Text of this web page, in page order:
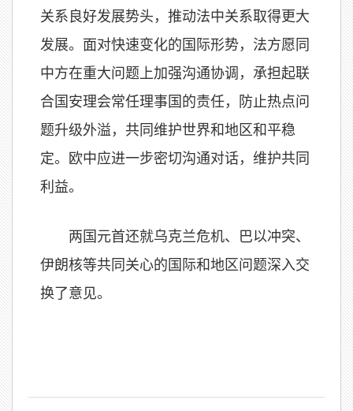
关系良好发展势头，推动法中关系取得更大
发展。面对快速变化的国际形势，法方愿同
中方在重大问题上加强沟通协调，承担起联
合国安理会常任理事国的责任，防止热点问
题升级外溢，共同维护世界和地区和平稳
定。欧中应进一步密切沟通对话，维护共同
利益。
两国元首还就乌克兰危机、巴以冲突、
伊朗核等共同关心的国际和地区问题深入交
换了意见。